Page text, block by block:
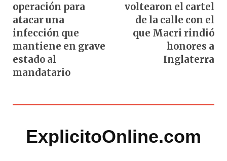
operación para
atacar una
infección que
mantiene en grave
estado al
mandatario
voltearon el cartel
de la calle con el
que Macri rindió
honores a
Inglaterra
ExplicitoOnline.com